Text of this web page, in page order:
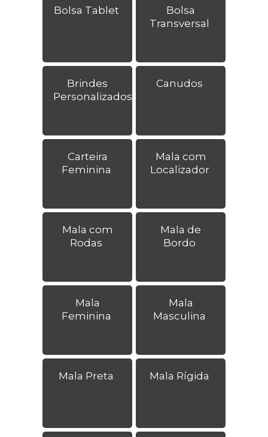
Bolsa Tablet
Bolsa
Transversal
Brindes
Personalizados
Canudos
Carteira
Feminina
Mala com
Localizador
Mala com
Rodas
Mala de
Bordo
Mala
Feminina
Mala
Masculina
Mala Preta Mala Rígida